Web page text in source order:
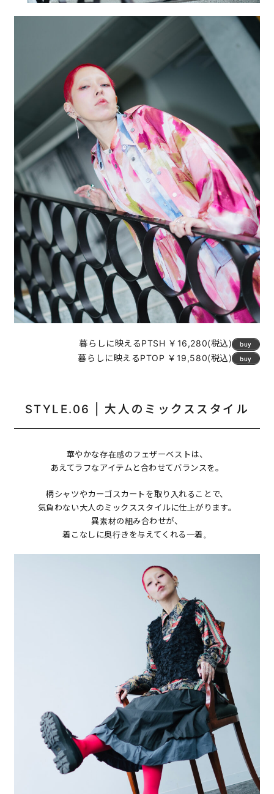
暮らしに映えるPTSH ￥16,280(税込) buy
暮らしに映えるPTOP ￥19,580(税込) buy
STYLE.06 | 大人のミックススタイル
華やかな存在感のフェザーベストは、
あえてラフなアイテムと合わせてバランスを。
柄シャツやカーゴスカートを取り入れることで、
気負わない大人のミックススタイルに仕上がります。
異素材の組み合わせが、
着こなしに奥行きを与えてくれる一着。